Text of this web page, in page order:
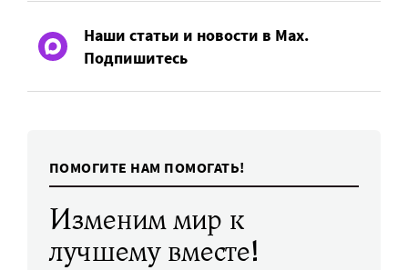
Наши статьи и новости в Max.
Подпишитесь
ПОМОГИТЕ НАМ ПОМОГАТЬ!
Изменим мир к
лучшему вместе!